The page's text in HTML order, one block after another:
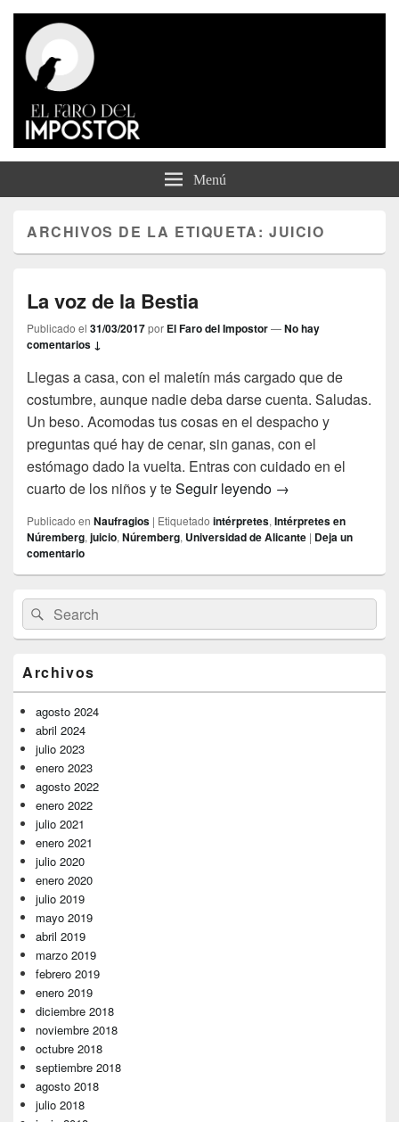
El Faro del Impostor
Menú
ARCHIVOS DE LA ETIQUETA:JUICIO
La voz de la Bestia
Publicado el 31/03/2017por El Faro del Impostor—No hay
comentarios ↓
Llegas a casa, con el maletín más cargado que de
costumbre, aunque nadie deba darse cuenta. Saludas.
Un beso. Acomodas tus cosas en el despacho y
preguntas qué hay de cenar, sin ganas, con el
estómago dado la vuelta. Entras con cuidado en el
cuarto de los niños y teSeguir leyendo La voz de la Bestia
→
Publicado en Naufragios | Etiquetado intérpretes, Intérpretes en
Núremberg, juicio, Núremberg, Universidad de Alicante | Deja un
comentario
área
de
widget
lateral
primaria
Buscar
por:
Buscar
Archivos
agosto 2024
abril 2024
julio 2023
enero 2023
agosto 2022
enero 2022
julio 2021
enero 2021
julio 2020
enero 2020
julio 2019
mayo 2019
abril 2019
marzo 2019
febrero 2019
enero 2019
diciembre 2018
noviembre 2018
octubre 2018
septiembre 2018
agosto 2018
julio 2018